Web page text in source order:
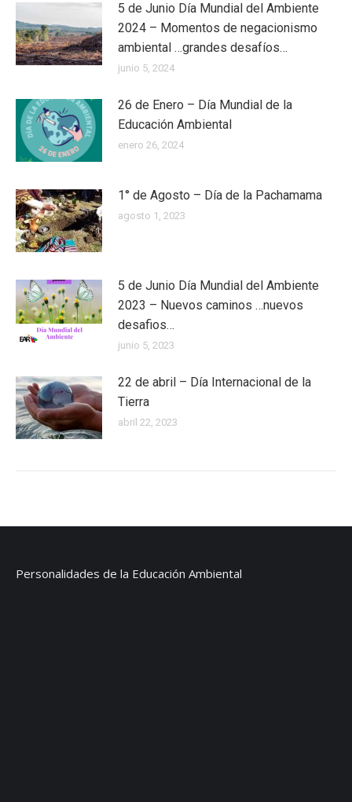
5 de Junio Día Mundial del Ambiente
2024 – Momentos de negacionismo
ambiental …grandes desafíos…
junio 5, 2024
26 de Enero – Día Mundial de la
Educación Ambiental
enero 26, 2024
1° de Agosto – Día de la Pachamama
agosto 1, 2023
5 de Junio Día Mundial del Ambiente
2023 – Nuevos caminos …nuevos
desafios…
junio 5, 2023
22 de abril – Día Internacional de la
Tierra
abril 22, 2023
Personalidades de la Educación Ambiental